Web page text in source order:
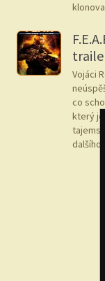
Vojáci
co
který je
dalšího...